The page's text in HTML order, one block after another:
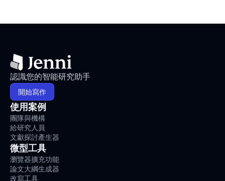
認識您的智能研究助手
開始寫作
使用案例
團隊與機構
給研究人員
文獻探討產生器
微型工具
瀏覽器擴充功能
論文大綱生成器
改寫工具